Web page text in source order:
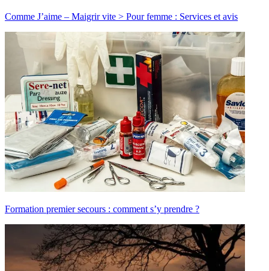
Comme J’aime – Maigrir vite > Pour femme : Services et avis
Formation premier secours : comment s’y prendre ?